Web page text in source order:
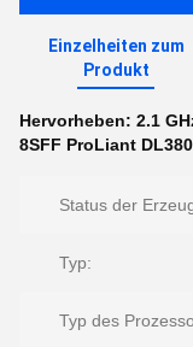
Einzelheiten zum
Produkt
Hervorheben: 2.1
8SFF ProLiant
Status der
Typ:
Typ des